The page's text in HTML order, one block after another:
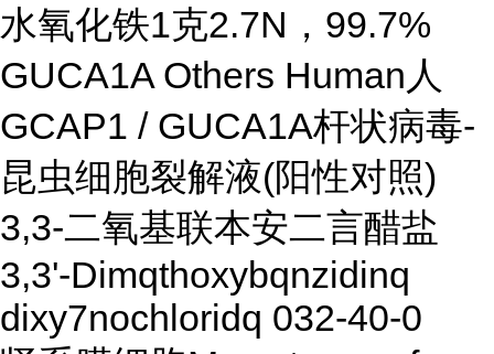
水氧化铁1克2.7N，99.7%
GUCA1A Others Human人
GCAP1 / GUCA1A杆状病毒-
昆虫细胞裂解液(阳性对照)
3,3-二氧基联本安二言醋盐
3,3'-Dimqthoxybqnzidinq
dixy7nochloridq 032-40-0